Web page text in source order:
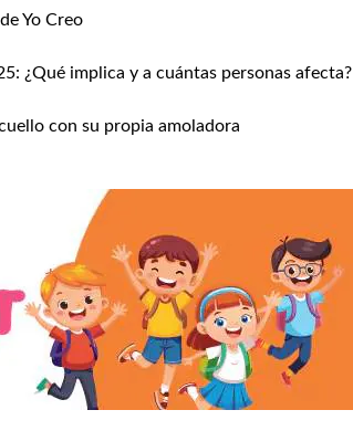
Yo Creo
¿Qué implica y a cuántas personas afecta?
con su propia amoladora